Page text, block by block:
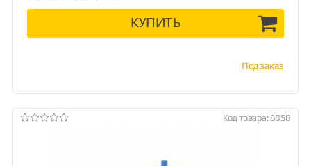
КУПИТЬ
Под заказ
Код товара: 8850